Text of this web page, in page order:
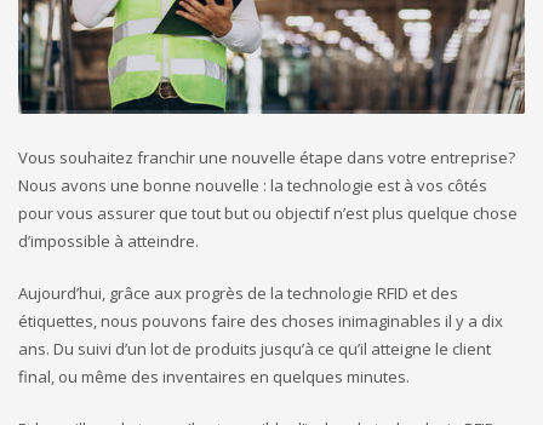
Vous souhaitez franchir une nouvelle étape dans votre entreprise?
Nous avons une bonne nouvelle : la technologie est à vos côtés
pour vous assurer que tout but ou objectif n’est plus quelque chose
d’impossible à atteindre.
Aujourd’hui, grâce aux progrès de la technologie RFID et des
étiquettes, nous pouvons faire des choses inimaginables il y a dix
ans. Du suivi d’un lot de produits jusqu’à ce qu’il atteigne le client
final, ou même des inventaires en quelques minutes.